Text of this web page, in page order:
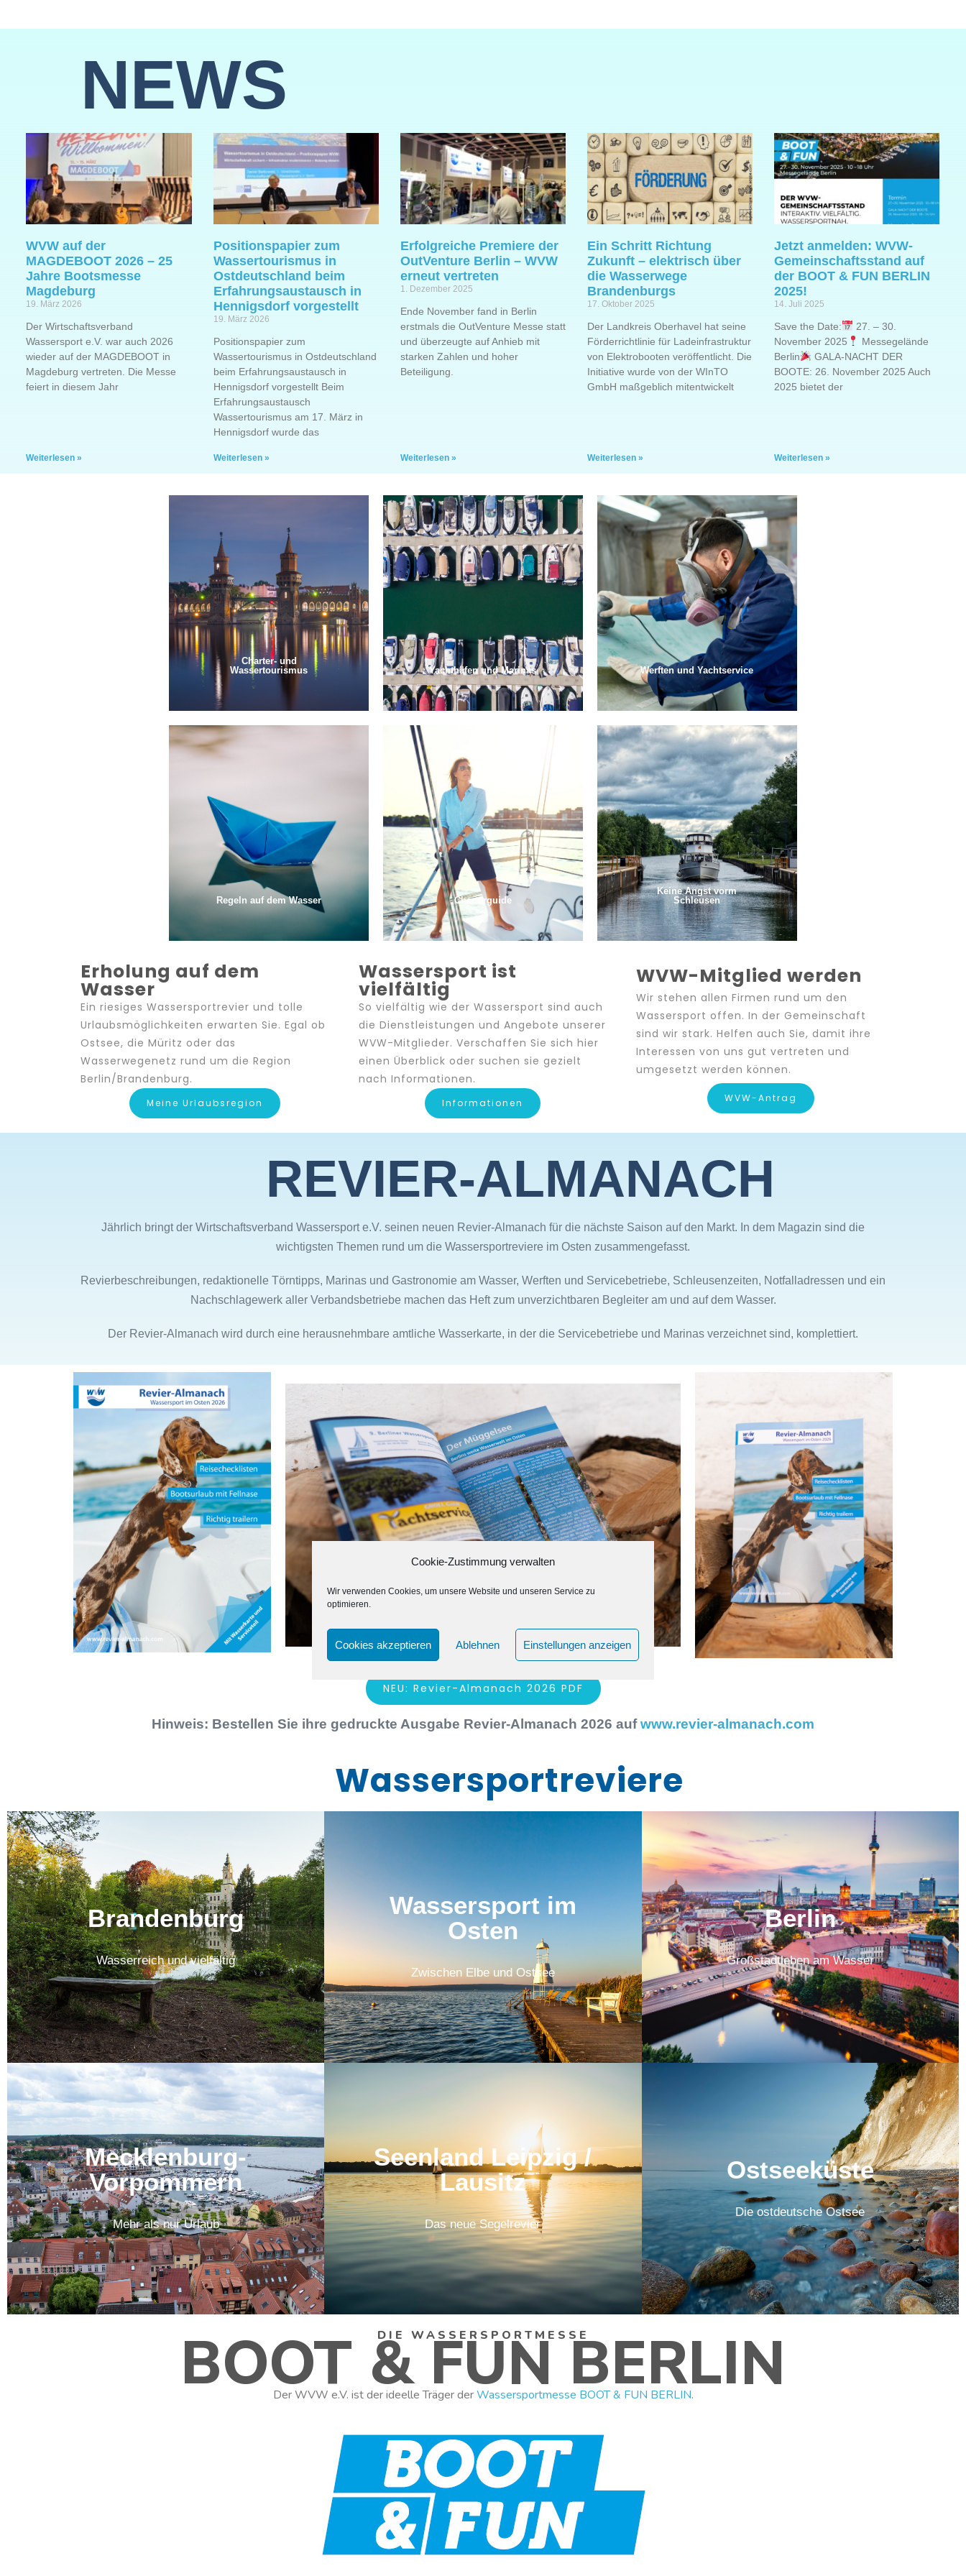
Cookie-Zustimmung verwalten
Wir verwenden Cookies, um unsere Website und unseren Service zu
optimieren.
Cookies akzeptieren Ablehnen Einstellungen anzeigen
NEWS
WVW auf der
MAGDEBOOT 2026 – 25
Jahre Bootsmesse
Magdeburg
19. März 2026
Der Wirtschaftsverband
Wassersport e.V. war auch 2026
wieder auf der MAGDEBOOT in
Magdeburg vertreten. Die Messe
feiert in diesem Jahr
Weiterlesen »
Positionspapier zum
Wassertourismus in
Ostdeutschland beim
Erfahrungsaustausch in
Hennigsdorf vorgestellt
19. März 2026
Positionspapier zum
Wassertourismus in Ostdeutschland
beim Erfahrungsaustausch in
Hennigsdorf vorgestellt Beim
Erfahrungsaustausch
Wassertourismus am 17. März in
Hennigsdorf wurde das
Weiterlesen »
Erfolgreiche Premiere der
OutVenture Berlin – WVW
erneut vertreten
1. Dezember 2025
Ende November fand in Berlin
erstmals die OutVenture Messe statt
und überzeugte auf Anhieb mit
starken Zahlen und hoher
Beteiligung.
Weiterlesen »
Ein Schritt Richtung
Zukunft – elektrisch über
die Wasserwege
Brandenburgs
17. Oktober 2025
Der Landkreis Oberhavel hat seine
Förderrichtlinie für Ladeinfrastruktur
von Elektrobooten veröffentlicht. Die
Initiative wurde von der WInTO
GmbH maßgeblich mitentwickelt
Weiterlesen »
Jetzt anmelden: WVW-
Gemeinschaftsstand auf
der BOOT & FUN BERLIN
2025!
14. Juli 2025
Save the Date:
27. – 30.
November 2025
Messegelände
Berlin
GALA-NACHT DER
BOOTE: 26. November 2025 Auch
2025 bietet der
Weiterlesen »
Charter- und
Wassertourismus
Yachthäfen und Marinas Werften und Yachtservice
Regeln auf dem Wasser Charterguide
Keine Angst vorm
Schleusen
Erholung auf dem
Wasser
Ein riesiges Wassersportrevier und tolle
Urlaubsmöglichkeiten erwarten Sie. Egal ob
Ostsee, die Müritz oder das
Wasserwegenetz rund um die Region
Berlin/Brandenburg.
Meine Urlaubsregion
Wassersport ist
vielfältig
So vielfältig wie der Wassersport sind auch
die Dienstleistungen und Angebote unserer
WVW-Mitglieder. Verschaffen Sie sich hier
einen Überblick oder suchen sie gezielt
nach Informationen.
Informationen
WVW-Mitglied werden
Wir stehen allen Firmen rund um den
Wassersport offen. In der Gemeinschaft
sind wir stark. Helfen auch Sie, damit ihre
Interessen von uns gut vertreten und
umgesetzt werden können.
WVW-Antrag
REVIER-ALMANACH
Jährlich bringt der Wirtschaftsverband Wassersport e.V. seinen neuen Revier-Almanach für die nächste Saison auf den Markt. In dem Magazin sind die
wichtigsten Themen rund um die Wassersportreviere im Osten zusammengefasst.
Revierbeschreibungen, redaktionelle Törntipps, Marinas und Gastronomie am Wasser, Werften und Servicebetriebe, Schleusenzeiten, Notfalladressen und ein
Nachschlagewerk aller Verbandsbetriebe machen das Heft zum unverzichtbaren Begleiter am und auf dem Wasser.
Der Revier-Almanach wird durch eine herausnehmbare amtliche Wasserkarte, in der die Servicebetriebe und Marinas verzeichnet sind, komplettiert.
NEU: Revier-Almanach 2026 PDF
Hinweis: Bestellen Sie ihre gedruckte Ausgabe Revier-Almanach 2026 aufwww.revier-almanach.com
Wassersportreviere
Brandenburg
Wasserreich und vielfältig
Wassersport im
Osten
Zwischen Elbe und Ostsee
Berlin
Großstadtleben am Wasser
Mecklenburg-
Vorpommern
Mehr als nur Urlaub
Seenland Leipzig /
Lausitz
Das neue Segelrevier
Ostseeküste
Die ostdeutsche Ostsee
DIE WASSERSPORTMESSE
BOOT & FUN BERLIN
Der WVW e.V. ist der ideelle Träger derWassersportmesse BOOT & FUN BERLIN.